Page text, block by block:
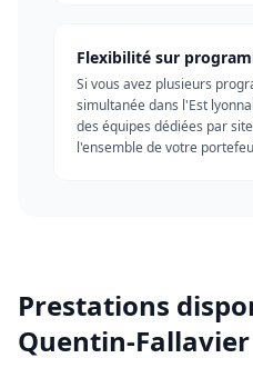
Flexibilité sur
Si vous avez plusieurs
simultanée dans l'Est
des équipes dédiées par
l'ensemble de votre
Prestations
Quentin-Fallavier